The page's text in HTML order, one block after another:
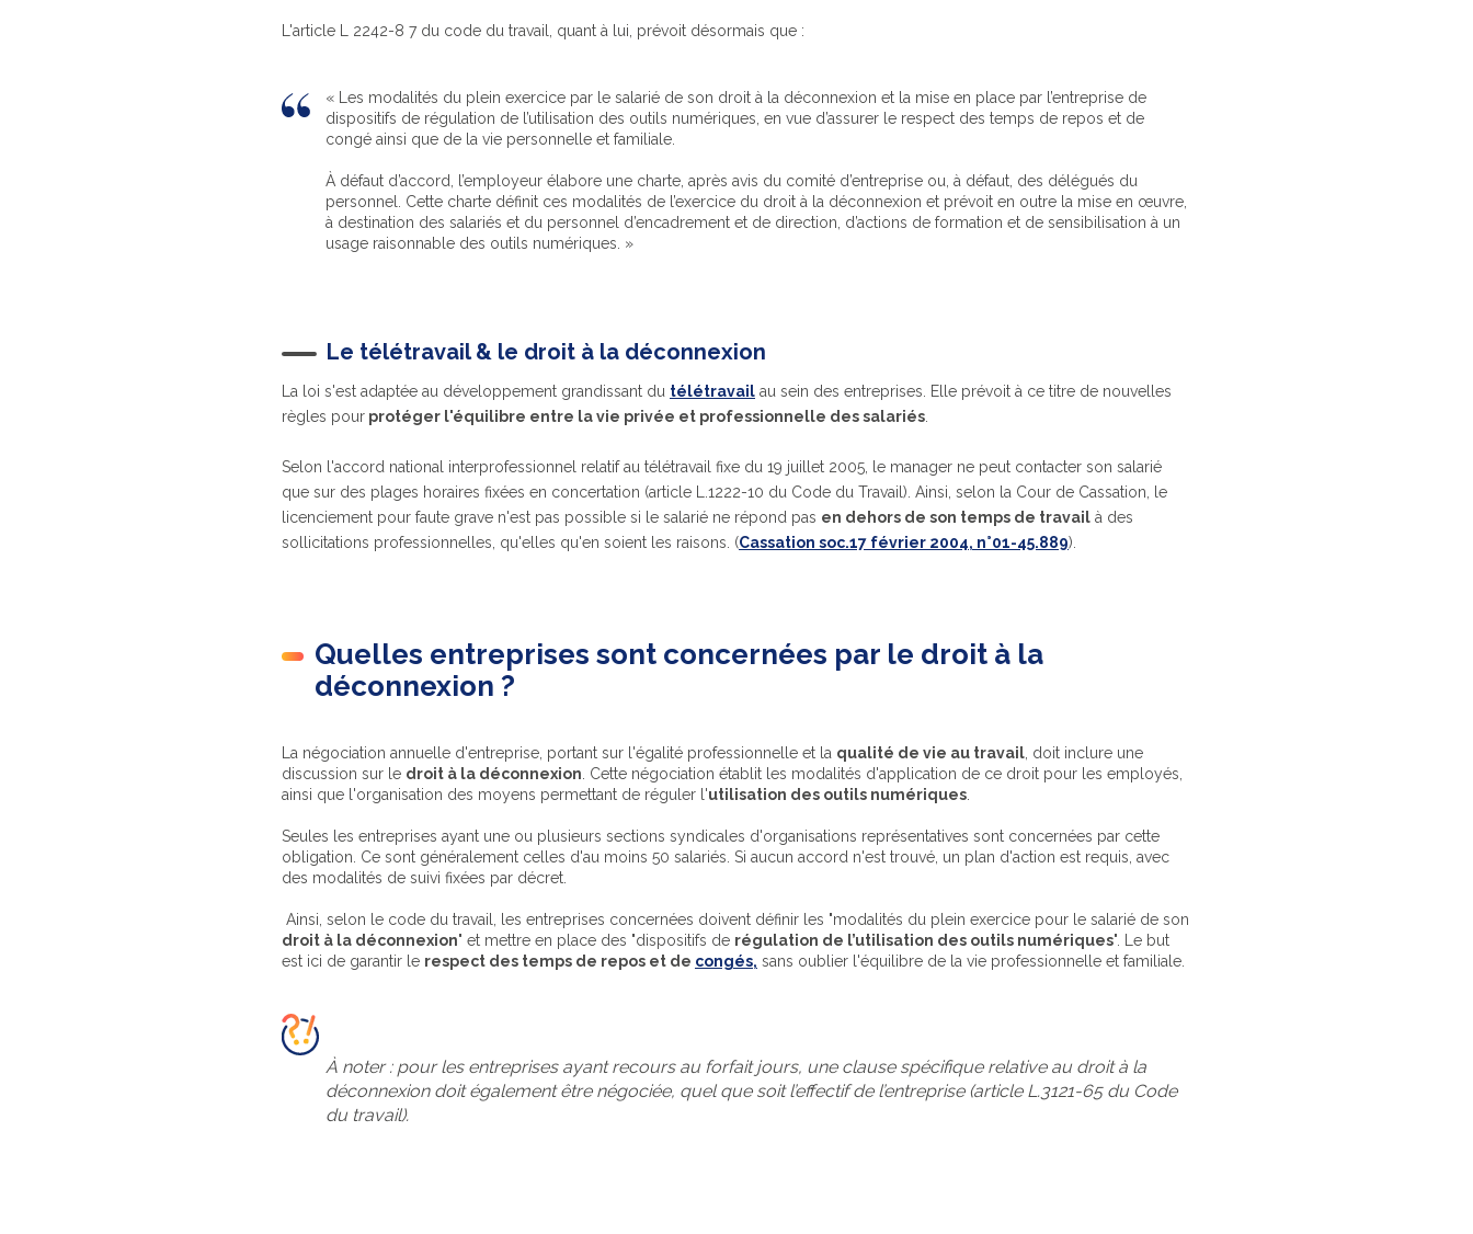
L'article L 2242-8 7 du code du travail, quant à lui, prévoit désormais que :
« Les modalités du plein exercice par le salarié de son droit à la déconnexion et la mise en place par l’entreprise de
dispositifs de régulation de l’utilisation des outils numériques, en vue d’assurer le respect des temps de repos et de
congé ainsi que de la vie personnelle et familiale.
À défaut d’accord, l’employeur élabore une charte, après avis du comité d’entreprise ou, à défaut, des délégués du
personnel. Cette charte définit ces modalités de l’exercice du droit à la déconnexion et prévoit en outre la mise en œuvre,
à destination des salariés et du personnel d’encadrement et de direction, d’actions de formation et de sensibilisation à un
usage raisonnable des outils numériques. »
Le télétravail & le droit à la déconnexion
La loi s'est adaptée au développement grandissant du télétravail au sein des entreprises. Elle prévoit à ce titre de nouvelles
règles pour protéger l'équilibre entre la vie privée et professionnelle des salariés
Selon l'accord national interprofessionnel relatif au télétravail fixe du 19 juillet 2005, le manager ne peut contacter son salarié
que sur des plages horaires fixées en concertation (article L.1222-10 du Code du Travail). Ainsi, selon la Cour de Cassation, le
licenciement pour faute grave n'est pas possible si le salarié ne répond pas en dehors de son temps de travail à des
sollicitations professionnelles, qu'elles qu'en soient les raisons. (Cassation soc.17 février 2004, n°01-45.889).
Quelles entreprises sont concernées par le droit à la
déconnexion ?
La négociation annuelle d'entreprise, portant sur l'égalité professionnelle et la qualité de vie au travail , doit inclure une
discussion sur le droit à la déconnexion . Cette négociation établit les modalités d'application de ce droit pour les employés,
ainsi que l'organisation des moyens permettant de réguler l'utilisation des outils numériques
Seules les entreprises ayant une ou plusieurs sections syndicales d'organisations représentatives sont concernées par cette
obligation. Ce sont généralement celles d'au moins 50 salariés. Si aucun accord n'est trouvé, un plan d'action est requis, avec
des modalités de suivi fixées par décret.
Ainsi, selon le code du travail, les entreprises concernées doivent définir les "modalités du plein exercice pour le salarié de son
droit à la déconnexion" et mettre en place des "dispositifs de régulation de l’utilisation des outils numériques". Le but
est ici de garantir le respect des temps de repos et de congés, sans oublier l'équilibre de la vie professionnelle et familiale.
À noter : pour les entreprises ayant recours au forfait jours, une clause spécifique relative au droit à la
déconnexion doit également être négociée, quel que soit l’effectif de l’entreprise (article L.3121-65 du Code
du travail).